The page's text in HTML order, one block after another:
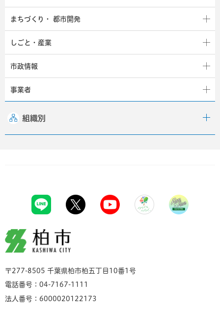
まちづくり・ 都市開発
しごと・産業
市政情報
事業者
組織別
柏市
〒277-8505 千葉県柏市柏五丁目10番1号
電話番号：04-7167-1111
法人番号：6000020122173